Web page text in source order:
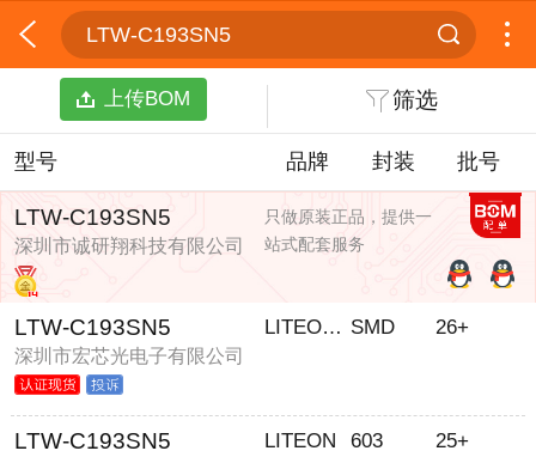
LTW-C193SN5
上传BOM 筛选
型号 品牌 封装 批号
LTW-C193SN5
深圳市诚研翔科技有限公司
只做原装正品，提供一
站式配套服务
LTW-C193SN5
深圳市宏芯光电子有限公司
LITEON/光宝 SMD 26+
LTW-C193SN5 LITEON 603 25+